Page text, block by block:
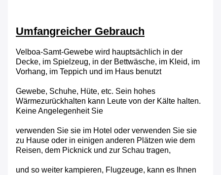
Umfangreicher Gebrauch
Velboa-Samt-Gewebe wird hauptsächlich in der
Decke, im Spielzeug, in der Bettwäsche, im Kleid, im
Vorhang, im Teppich und im Haus benutzt
Gewebe, Schuhe, Hüte, etc. Sein hohes
Wärmezurückhalten kann Leute von der Kälte halten.
Keine Angelegenheit Sie
verwenden Sie sie im Hotel oder verwenden Sie sie
zu Hause oder in einigen anderen Plätzen wie dem
Reisen, dem Picknick und zur Schau tragen,
und so weiter kampieren, Flugzeuge, kann es Ihnen